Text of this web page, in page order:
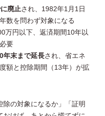
廃止され、1982年1月1日
数を問わず対象になる
万円以下、返済期間10年以
要
年末まで延長され、省エネ
額と控除期間（13年）が拡
の対象になるか」「証明